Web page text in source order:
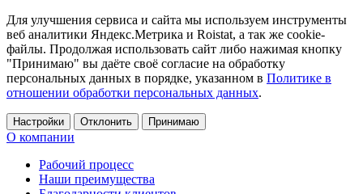
Для улучшения сервиса и сайта мы используем инструменты
веб аналитики Яндекс.Метрика и Roistat, а так же cookie-
файлы. Продолжая использовать сайт либо нажимая кнопку
"Принимаю" вы даёте своё согласие на обработку
персональных данных в порядке, указанном в Политике в
отношении обработки персональных данных.
Настройки Отклонить Принимаю
О компании
Рабочий процесс
Наши преимущества